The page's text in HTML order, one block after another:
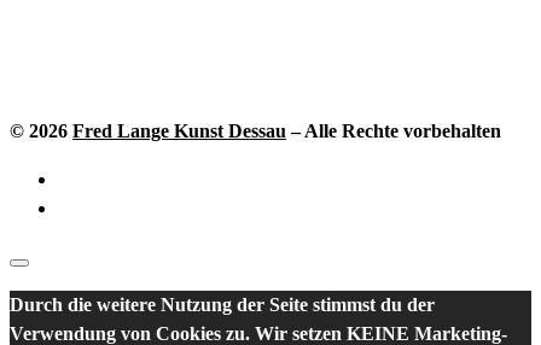
© 2026 Fred Lange Kunst Dessau – Alle Rechte vorbehalten
Durch die weitere Nutzung der Seite stimmst du der
Verwendung von Cookies zu. Wir setzen KEINE Marketing-